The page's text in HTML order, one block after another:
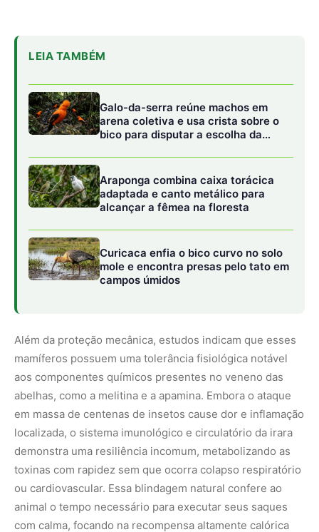
LEIA TAMBÉM
Galo-da-serra reúne machos em
arena coletiva e usa crista sobre o
bico para disputar a escolha da
Araponga combina caixa torácica
adaptada e canto metálico para
alcançar a fêmea na floresta
Curicaca enfia o bico curvo no solo
mole e encontra presas pelo tato em
campos úmidos
Além da proteção mecânica, estudos indicam que esses
mamíferos possuem uma tolerância fisiológica notável
aos componentes químicos presentes no veneno das
abelhas, como a melitina e a apamina. Embora o ataque
em massa de centenas de insetos cause dor e inflamação
localizada, o sistema imunológico e circulatório da irara
demonstra uma resiliência incomum, metabolizando as
toxinas com rapidez sem que ocorra colapso respiratório
ou cardiovascular. Essa blindagem natural confere ao
animal o tempo necessário para executar seus saques
com calma, focando na recompensa altamente calórica